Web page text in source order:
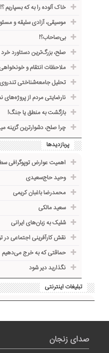
خاک آلوده را به که بسپاریم ؟!
موسیقی، آزادی سلیقه و
بی‌صاحاب؟!
صلح، بزرگ‌ترین دستاورد
ملاحظات انتقام و
تحلیل جامعه‌شناختی
نارضایتی مردم از پروژه‌های
بازگشت به منطق یا جنگ!
چرا صلح، دشوارترین گزینه
پربازدیدها
اهمیت عوارض توپوگرافی
وحید حاج‌سعیدی
محمدرضا باغبان کریمی
سعید مالکی
شلیک به زبان‌های ایرانی
نقش کارآفرینی اجتماعی
حماقتی که به خرج می‌دهیم
نگذارید دیر شود
تبلیغات اینترنتی
صدای زنجان